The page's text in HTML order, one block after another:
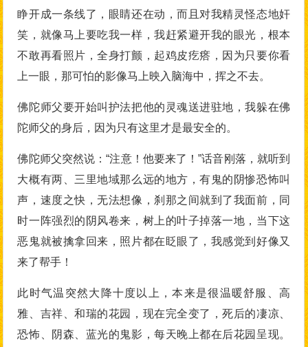
睁开成一条线了，眼睛还在动，而且对我精灵怪态地奸
笑，就像马上要吃我一样，我赶紧避开我的眼光，根本
不敢再看照片，全身打颤，起鸡皮疙瘩，因为只要你看
上一眼，那可怕的影像马上映入脑海中，挥之不去。
佛陀师父要开始叫护法把他的灵魂送进驻地，我躲在佛
陀师父的身后，因为只有这里才是最安全的。
佛陀师父突然说：“注意！他要来了！”话音刚落，就听到
大概有两、三里地域那么远的地方，有鬼的阴惨恐怖叫
声，速度之快，无法想像，刹那之间就到了我面前，同
时一阵强烈的阴风卷来，树上的叶子掉落一地，当下这
恶鬼就被擒拿回来，照片都在眨眼了，我感觉到好像又
来了帮手！
此时气温突然大降十度以上，本来是很温暖舒服、高
雅、吉祥、和瑞的花园，现在完全变了，死后的凄凉、
恐怖、阴森、蓝光的鬼影，每天晚上都在后花园呈现。